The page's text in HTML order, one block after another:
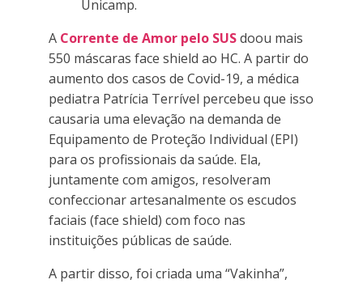
Unicamp.
A Corrente de Amor pelo SUSdoou mais
550 máscaras face shield ao HC. A partir do
aumento dos casos de Covid-19, a médica
pediatra Patrícia Terrível percebeu que isso
causaria uma elevação na demanda de
Equipamento de Proteção Individual (EPI)
para os profissionais da saúde. Ela,
juntamente com amigos, resolveram
confeccionar artesanalmente os escudos
faciais (face shield) com foco nas
instituições públicas de saúde.
A partir disso, foi criada uma “Vakinha”,